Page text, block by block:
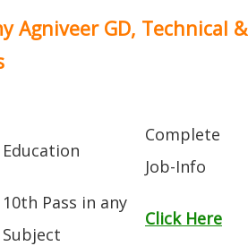
Agniveer GD, Technical &
Education
Complete
Job-Info
10th Pass in any
Subject
Click Here